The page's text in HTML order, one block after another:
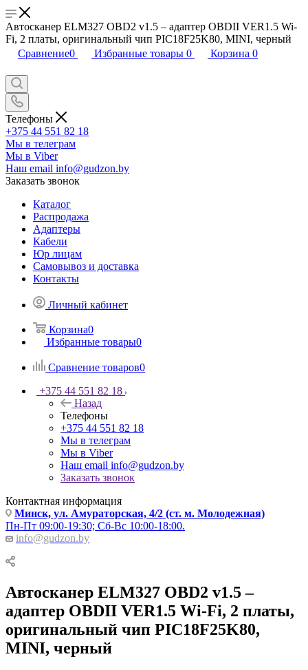
Автосканер ELM327 OBD2 v1.5 – адаптер OBDII VER1.5 Wi-
Fi, 2 платы, оригинальный чип PIC18F25K80, MINI, черный
Сравнение0 Избранные товары 0 Корзина 0
Телефоны
+375 44 551 82 18
Мы в телеграм
Мы в Viber
Наш email info@gudzon.by
Заказать звонок
Каталог
Распродажа
Адаптеры
Кабели
Юр лицам
Самовывоз и доставка
Контакты
Личный кабинет
Корзина0
Избранные товары0
Сравнение товаров0
+375 44 551 82 18
Назад
Телефоны
+375 44 551 82 18
Мы в телеграм
Мы в Viber
Наш email info@gudzon.by
Заказать звонок
Контактная информация
Минск, ул. Амураторская, 4/2 (ст. м. Молодежная)
Пн-Пт 09:00-19:30; Сб-Вс 10:00-18:00.
info@gudzon.by
Автосканер ELM327 OBD2 v1.5 –
адаптер OBDII VER1.5 Wi-Fi, 2 платы,
оригинальный чип PIC18F25K80,
MINI, черный